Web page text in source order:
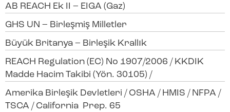
AB REACH Ek II – EIGA (Gaz)
GHS UN – Birleşmiş Milletler
Büyük Britanya – Birleşik Krallık
REACH Regulation (EC) No 1907/2006 / KKDIK
Madde Hacim Takibi (Yön. 30105) /
Amerika Birleşik Devletleri / OSHA / HMIS / NFPA /
TSCA / California Prep. 65